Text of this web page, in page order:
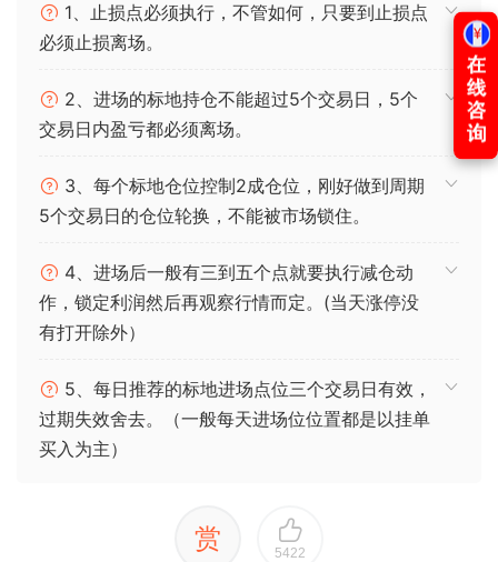
1、止损点必须执行，不管如何，只要到止损点
必须止损离场。
2、进场的标地持仓不能超过5个交易日，5个
交易日内盈亏都必须离场。
3、每个标地仓位控制2成仓位，刚好做到周期
5个交易日的仓位轮换，不能被市场锁住。
4、进场后一般有三到五个点就要执行减仓动
作，锁定利润然后再观察行情而定。(当天涨停没
有打开除外）
5、每日推荐的标地进场点位三个交易日有效，
过期失效舍去。（一般每天进场位位置都是以挂单
买入为主）
赏 5422